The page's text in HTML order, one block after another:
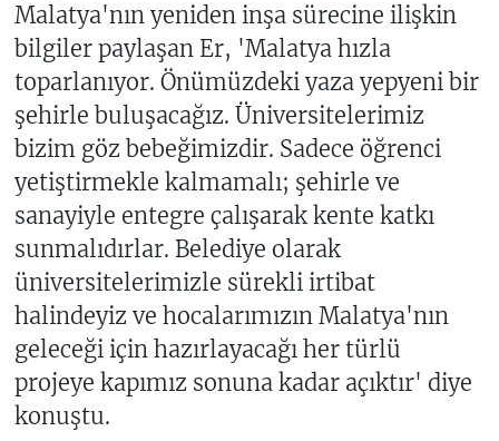
Malatya'nın yeniden inşa sürecine ilişkin
bilgiler paylaşan Er, 'Malatya hızla
toparlanıyor. Önümüzdeki yaza yepyeni bir
şehirle buluşacağız. Üniversitelerimiz
bizim göz bebeğimizdir. Sadece öğrenci
yetiştirmekle kalmamalı; şehirle ve
sanayiyle entegre çalışarak kente katkı
sunmalıdırlar. Belediye olarak
üniversitelerimizle sürekli irtibat
halindeyiz ve hocalarımızın Malatya'nın
geleceği için hazırlayacağı her türlü
projeye kapımız sonuna kadar açıktır' diye
konuştu.